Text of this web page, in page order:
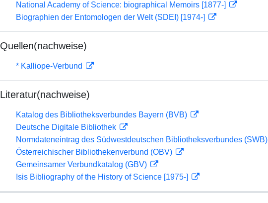
National Academy of Science: biographical Memoirs [1877-]
Biographien der Entomologen der Welt (SDEI) [1974-]
Quellen(nachweise)
* Kalliope-Verbund
Literatur(nachweise)
Katalog des Bibliotheksverbundes Bayern (BVB)
Deutsche Digitale Bibliothek
Normdateneintrag des Südwestdeutschen Bibliotheksverbundes (SWB)
Österreichischer Bibliothekenverbund (OBV)
Gemeinsamer Verbundkatalog (GBV)
Isis Bibliography of the History of Science [1975-]